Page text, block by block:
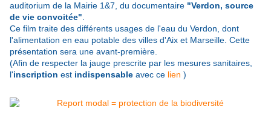
auditorium de la Mairie 1&7, du documentaire "Verdon, source
de vie convoitée"
Ce film traite des différents usages de l'eau du Verdon, dont
l'alimentation en eau potable des villes d'Aix et Marseille. Cette
présentation sera une avant-première.
(Afin de respecter la jauge prescrite par les mesures sanitaires,
l'inscription est indispensable avec ce lien )